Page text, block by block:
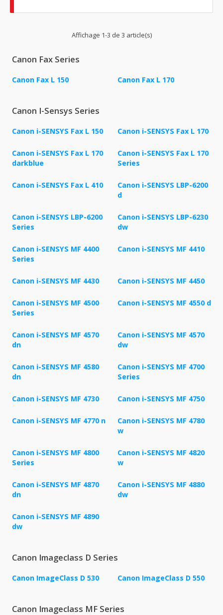
Affichage 1-3 de 3 article(s)
Canon Fax Series
Canon Fax L 150 Canon Fax L 170
Canon I-Sensys Series
Canon i-SENSYS Fax L 150 Canon i-SENSYS Fax L 170
Canon i-SENSYS Fax L 170
darkblue
Canon i-SENSYS Fax L 170
Series
Canon i-SENSYS Fax L 410
Canon i-SENSYS LBP-6200
d
Canon i-SENSYS LBP-6200
Series
Canon i-SENSYS LBP-6230
dw
Canon i-SENSYS MF 4400
Series
Canon i-SENSYS MF 4410
Canon i-SENSYS MF 4430 Canon i-SENSYS MF 4450
Canon i-SENSYS MF 4500
Series
Canon i-SENSYS MF 4550 d
Canon i-SENSYS MF 4570
dn
Canon i-SENSYS MF 4570
dw
Canon i-SENSYS MF 4580
dn
Canon i-SENSYS MF 4700
Series
Canon i-SENSYS MF 4730 Canon i-SENSYS MF 4750
Canon i-SENSYS MF 4770 n
Canon i-SENSYS MF 4780
w
Canon i-SENSYS MF 4800
Series
Canon i-SENSYS MF 4820
w
Canon i-SENSYS MF 4870
dn
Canon i-SENSYS MF 4880
dw
Canon i-SENSYS MF 4890
dw
Canon Imageclass D Series
Canon ImageClass D 530 Canon ImageClass D 550
Canon Imageclass MF Series